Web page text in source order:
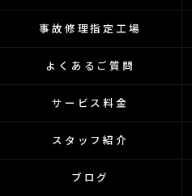
事故修理指定工場
よくあるご質問
サービス料金
スタッフ紹介
ブログ